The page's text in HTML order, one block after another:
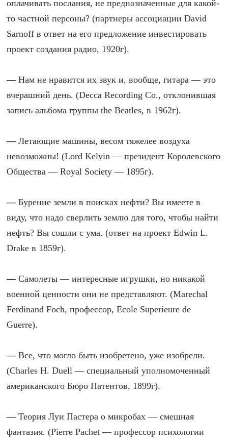
оплачивать послания, не предназначенные для какой-
то частной персоны? (партнеры ассоциации David
Sarnoff в ответ на его предложение инвестировать
проект создания радио, 1920г).
—Нам не нравится их звук и, вообще, гитара — это
вчерашний день. (Decca Recording Co., отклонившая
запись альбома группы the Beatles, в 1962г).
—Летающие машины, весом тяжелее воздуха
невозможны! (Lord Kelvin — президент Королевского
Общества — Royal Society — 1895г).
—Бурение земли в поисках нефти? Вы имеете в
виду, что надо сверлить землю для того, чтобы найти
нефть? Вы сошли с ума. (ответ на проект Edwin L.
Drake в 1859г).
—Самолеты — интересные игрушки, но никакой
военной ценности они не представляют. (Marechal
Ferdinand Foch, профессор, Ecole Superieure de
Guerre).
—Все, что могло быть изобретено, уже изобрели.
(Charles H. Duell — специальный уполномоченный
американского Бюро Патентов, 1899г).
—Теория Луи Пастера о микробах — смешная
фантазия. (Pierre Pachet — профессор психологии